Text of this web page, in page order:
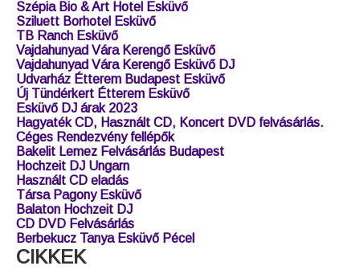
Fatornyos Fogadó Esküvő Szokolya Királyrét
Katlan Tóni Esküvő
Pusztaszabolcs Esküvő Boldogasszony Ház
Teleki Wattay Kastély Esküvő Pomáz
Lupa Tó Esküvő
Café Ponyvaregény esküvő
Finta rendezvényház esküvő Érd
Gottwald Hotel Tata Esküvő
Szépia Bio & Art Hotel Esküvő
Sziluett Borhotel Esküvő
TB Ranch Esküvő
Vajdahunyad Vára Kerengő Esküvő
Vajdahunyad Vára Kerengő Esküvő DJ
Udvarház Étterem Budapest Esküvő
Új Tündérkert Étterem Esküvő
Esküvő DJ árak 2023
Hagyaték CD, Használt CD, Koncert DVD felvásárlás.
Céges Rendezvény fellépők